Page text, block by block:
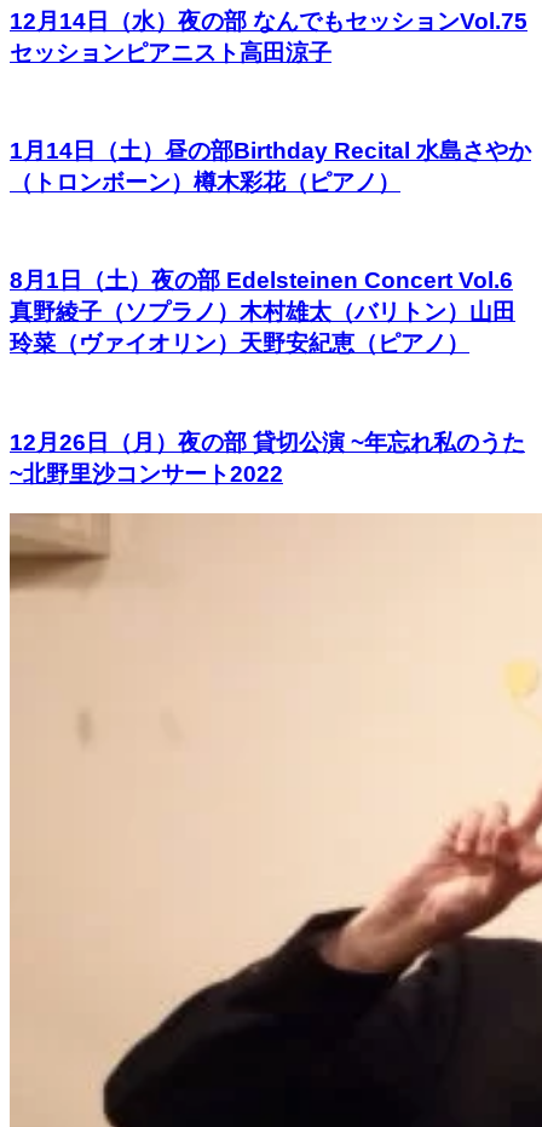
12月14日（水）夜の部 なんでもセッションVol.75
セッションピアニスト高田涼子
1月14日（土）昼の部Birthday Recital 水島さやか
（トロンボーン）樽木彩花（ピアノ）
8月1日（土）夜の部 Edelsteinen Concert Vol.6
真野綾子（ソプラノ）木村雄太（バリトン）山田
玲菜（ヴァイオリン）天野安紀恵（ピアノ）
12月26日（月）夜の部 貸切公演 ~年忘れ私のうた
~北野里沙コンサート2022